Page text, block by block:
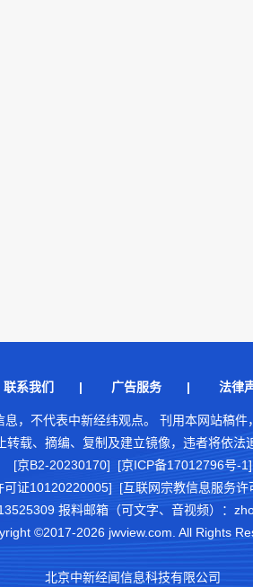
联系我们 | 广告服务| 法律
，不代表中新经纬观点。 刊用本网站稿件
转载、摘编、复制及建立镜像，违者将依法
[京B2-20230170] [京ICP备17012796号-1]
可证10120220005]
[互联网宗教信息服务
报料邮箱（可文字、音视频）：
©2017-2026 jwview.com. All Rights
北京中新经闻信息科技有限公司